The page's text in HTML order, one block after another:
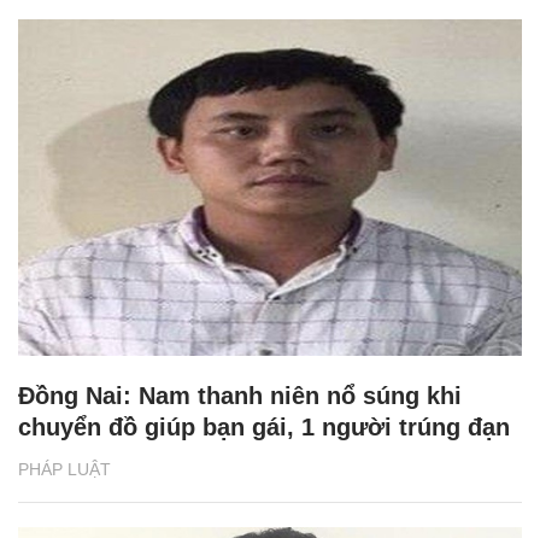
PHÁP LUẬT
Đồng Nai: Nam thanh niên nổ súng khi
chuyển đồ giúp bạn gái, 1 người trúng đạn